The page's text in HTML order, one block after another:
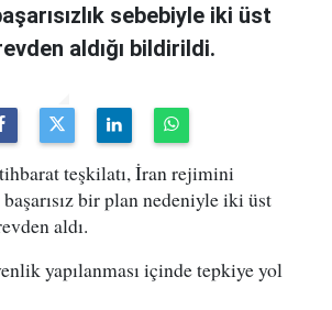
sebebiyle iki üst
aldığı bildirildi.
teşkilatı, İran rejimini
bir plan nedeniyle iki üst
aldı.
yapılanması içinde tepkiye yol